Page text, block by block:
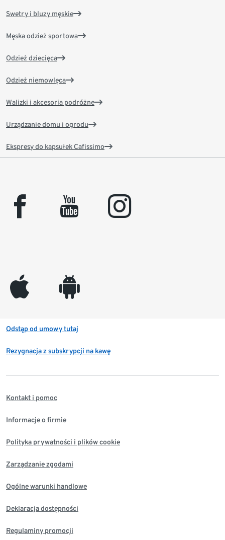
Swetry i bluzy męskie
Męska odzież sportowa
Odzież dziecięca
Odzież niemowlęca
Walizki i akcesoria podróżne
Urządzanie domu i ogrodu
Ekspresy do kapsułek Cafissimo
facebook youtube instagram
appleinc android
Odstąp od umowy tutaj
Rezygnacja z subskrypcji na kawę
Kontakt i pomoc
Informacje o firmie
Polityka prywatności i plików cookie
Zarządzanie zgodami
Ogólne warunki handlowe
Deklaracja dostępności
Regulaminy promocji